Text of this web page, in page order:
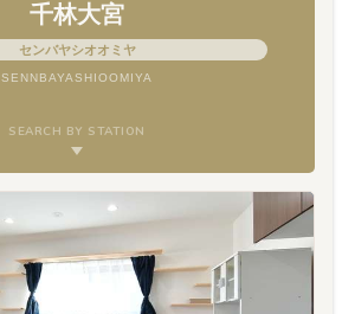
千林大宮
センバヤシオオミヤ
SENNBAYASHIOOMIYA
SEARCH BY STATION